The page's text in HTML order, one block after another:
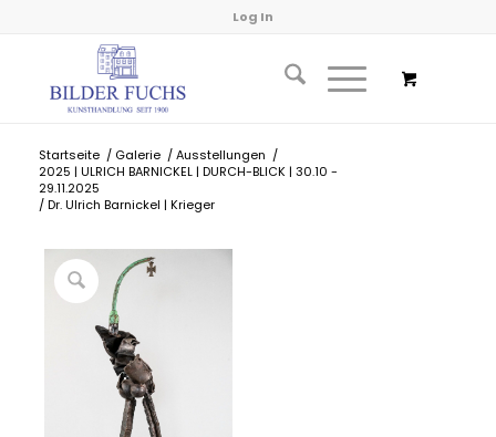
Log In
Startseite / Galerie / Ausstellungen /
2025 | ULRICH BARNICKEL | DURCH-BLICK | 30.10 -
29.11.2025
/ Dr. Ulrich Barnickel | Krieger